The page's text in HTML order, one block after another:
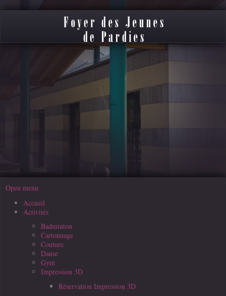
Open menu
Accueil
Activités
Badminton
Cartonnage
Couture
Danse
Gym
Impression 3D
Réservation Impression 3D